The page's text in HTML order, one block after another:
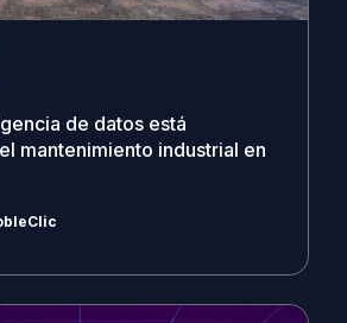
de datos está
mantenimiento industrial en